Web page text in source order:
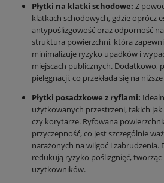
Płytki na klatki schodowe: Z
klatkach schodowych, gdzie oprócz
antypoślizgowość oraz odporność
struktura powierzchni, która
minimalizuje ryzyko upadków i
miejscach publicznych. Dodatkowo,
pielęgnacji, co przekłada się na
Płytki posadzkowe z ryflami:
użytkowanych przestrzeni, takich
czy korytarze. Ryfowana
przyczepność, co jest szczególnie
narażonych na wilgoć i zabrudzenia.
redukują ryzyko poślizgnięć,
użytkowników.